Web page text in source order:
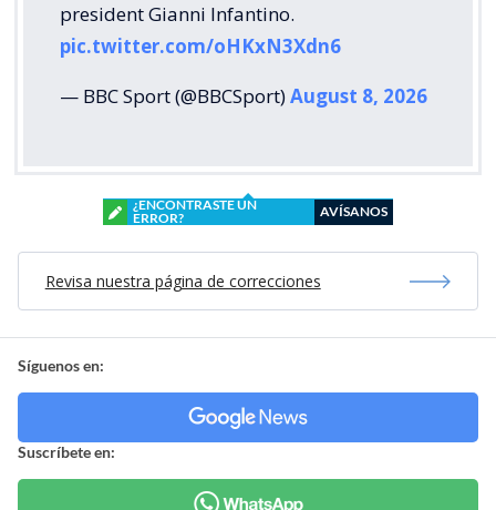
president Gianni Infantino.
pic.twitter.com/oHKxN3Xdn6
— BBC Sport (@BBCSport)August 8, 2026
¿ENCONTRASTE UN
ERROR?
AVÍSANOS
Revisa nuestra página de correcciones
Síguenos en:
Suscríbete en: